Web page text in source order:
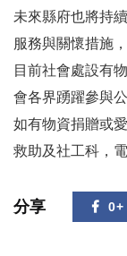
未來縣府也將持
服務與關懷措施
目前社會處設有
會各界踴躍參與
如有物資捐贈或
救助及社工科，
分享 0+